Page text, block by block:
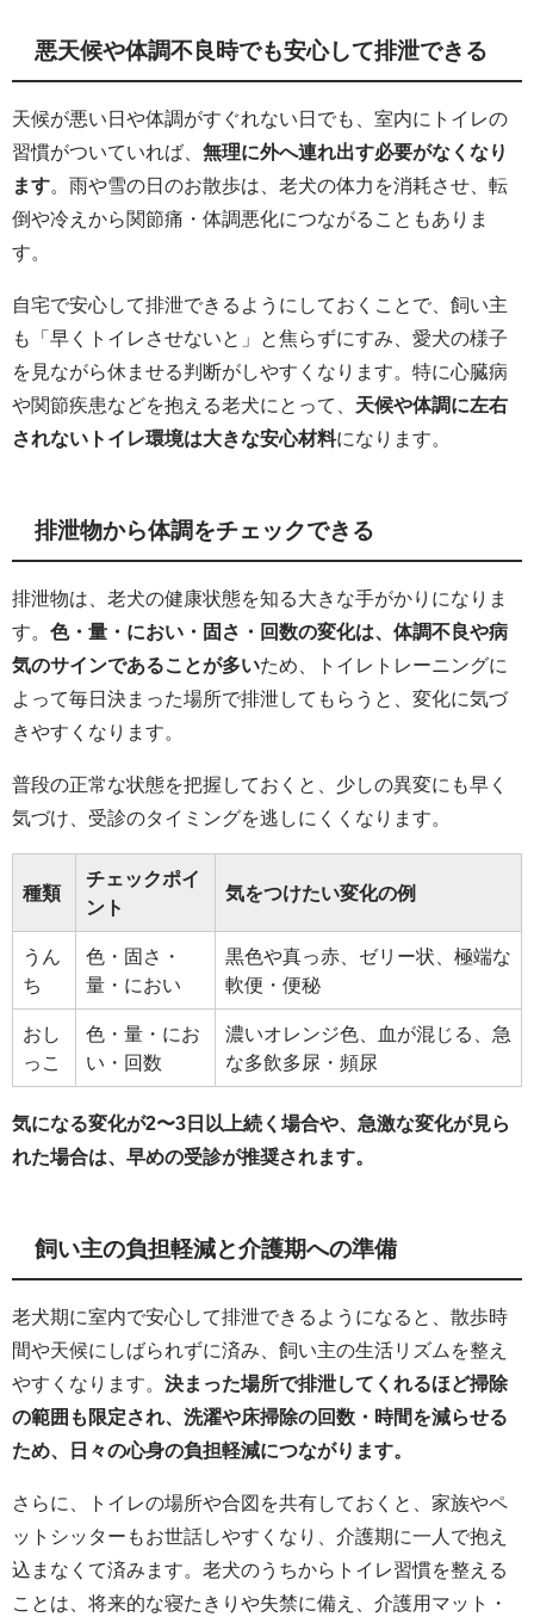
悪天候や体調不良時でも安心して排泄できる
天候が悪い日や体調がすぐれない日でも、室内にトイレの
習慣がついていれば、 無理に外へ連れ出す必要がなくなり
ます 。雨や雪の日のお散歩は、老犬の体力を消耗させ、転
倒や冷えから関節痛・体調悪化につながることもありま
す。
自宅で安心して排泄できるようにしておくことで、飼い主
も「早くトイレさせないと」と焦らずにすみ、愛犬の様子
を見ながら休ませる判断がしやすくなります。特に心臓病
や関節疾患などを抱える老犬にとって、 天候や体調に左右
されないトイレ環境は大きな安心材料になります。
排泄物から体調をチェックできる
排泄物は、老犬の健康状態を知る大きな手がかりになりま
す。 色・量・におい・固さ・回数の変化は、体調不良や病
気のサインであることが多いため、トイレトレーニングに
よって毎日決まった場所で排泄してもらうと、変化に気づ
きやすくなります。
普段の正常な状態を把握しておくと、少しの異変にも早く
気づけ、受診のタイミングを逃しにくくなります。
種類
チェックポイ
ント
気をつけたい変化の例
うん
ち
色・固さ・
量・におい
黒色や真っ赤、ゼリー状、極端な
軟便・便秘
おし
っこ
色・量・にお
い・回数
濃いオレンジ色、血が混じる、急
な多飲多尿・頻尿
気になる変化が2〜3日以上続く場合や、急激な変化が見ら
れた場合は、早めの受診が推奨されます。
飼い主の負担軽減と介護期への準備
老犬期に室内で安心して排泄できるようになると、散歩時
間や天候にしばられずに済み、飼い主の生活リズムを整え
やすくなります。 決まった場所で排泄してくれるほど掃除
の範囲も限定され、洗濯や床掃除の回数・時間を減らせる
ため、日々の心身の負担軽減につながります。
さらに、トイレの場所や合図を共有しておくと、家族やペ
ットシッターもお世話しやすくなり、介護期に一人で抱え
込まなくて済みます。老犬のうちからトイレ習慣を整える
ことは、将来的な寝たきりや失禁に備え、介護用マット・